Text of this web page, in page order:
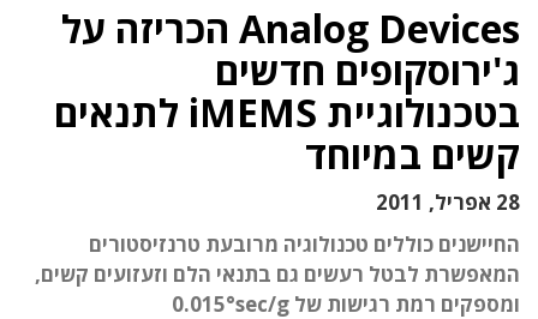
Analog Devices הכריזה על
ג'ירוסקופים חדשים
בטכנולוגיית iMEMS לתנאים
קשים במיוחד
28 אפריל, 2011
החיישנים כוללים טכנולוגיה מרובעת טרנזיסטורים
המאפשרת לבטל רעשים גם בתנאי הלם וזעזועים קשים,
ומספקים רמת רגישות של 0.015°sec/g